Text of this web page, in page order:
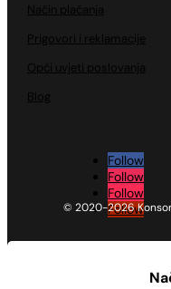
Način plaćanja
Prigovori i reklamacije
Opći uvjeti poslovanja
Blog
Follow
Follow
Follow
Follow
© 2020-2026